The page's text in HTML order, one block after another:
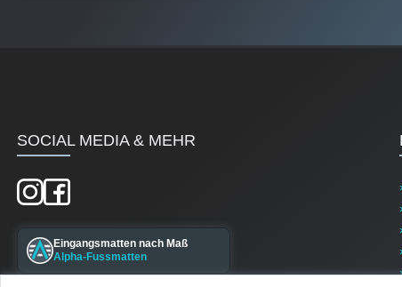
SOCIAL MEDIA & MEHR
Eingangsmatten nach Maß
Alpha-Fussmatten